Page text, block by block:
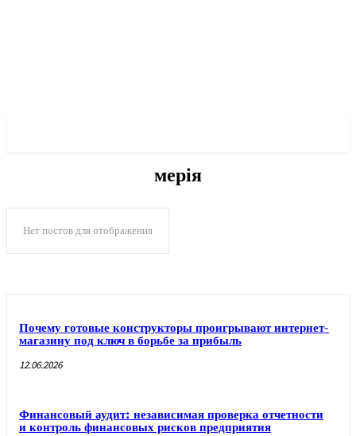
мерія
Нет постов для отображения
Почему готовые конструкторы проигрывают интернет-
магазину под ключ в борьбе за прибыль
12.06.2026
Финансовый аудит: независимая проверка отчетности
и контроль финансовых рисков предприятия